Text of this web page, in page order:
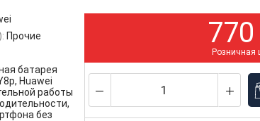
Прочие
батарея
Huawei
работы
без
770
Розничная